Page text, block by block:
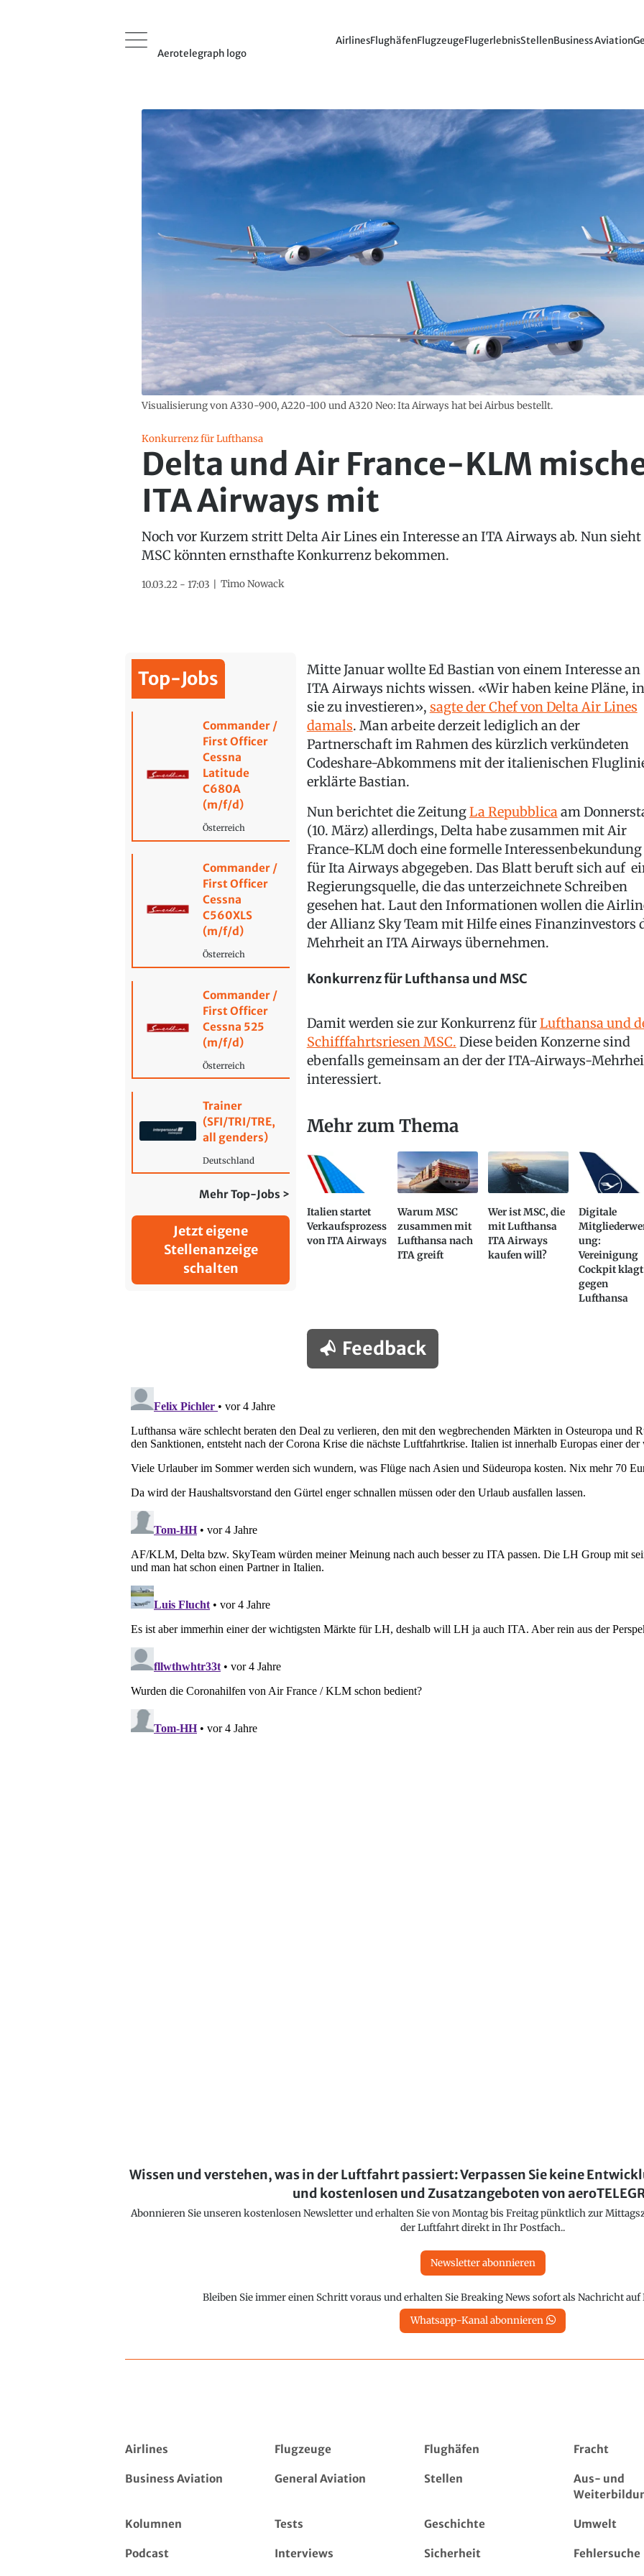
Aerotelegraph logo
AirlinesFlughäfenFlugzeugeFlugerlebnisStellenBusiness Aviation
Visualisierung von A330-900, A220-100 und A320 Neo: Ita Airways hat bei Airbus bestellt.
Konkurrenz für Lufthansa
Delta und Air France-KLM
ITA Airways mit
Noch vor Kurzem stritt Delta Air Lines ein Interesse an ITA Airways ab. Nun
MSC könnten ernsthafte Konkurrenz bekommen.
10.03.22 - 17:03 Timo Nowack
Top-Jobs
Commander /
First Officer
Cessna
Latitude
C680A
(m/f/d)
Österreich
Commander /
First Officer
Cessna
C560XLS
(m/f/d)
Österreich
Commander /
First Officer
Cessna 525
(m/f/d)
Österreich
Trainer
(SFI/TRI/TRE,
all genders)
Deutschland
Mehr Top-Jobs >
Jetzt eigene
Stellenanzeige
schalten
Mitte Januar wollte Ed Bastian von einem Interesse an
ITA Airways nichts wissen. «Wir haben keine Pläne, in
sie zu investieren», sagte der Chef von Delta Air Lines
damals. Man arbeite derzeit lediglich an der
Partnerschaft im Rahmen des kürzlich verkündeten
Codeshare-Abkommens mit der italienischen
erklärte Bastian.
Nun berichtet die ZeitungLa Repubblicaam
(10. März) allerdings, Delta habe zusammen mit Air
France-KLM doch eine formelle Interessenbekundung
für Ita Airways abgegeben. Das Blatt beruft sich auf
Regierungsquelle, die das unterzeichnete Schreiben
gesehen hat. Laut den Informationen wollen die
der Allianz Sky Team mit Hilfe eines Finanzinvestors
Mehrheit an ITA Airways übernehmen.
Konkurrenz für Lufthansa und MSC
Damit werden sie zur Konkurrenz fürLufthansa und
Schifffahrtsriesen MSC. Diese beiden Konzerne sind
ebenfalls gemeinsam an der der ITA-Airways-
interessiert.
Mehr zum Thema
Italien startet
Verkaufsprozess
von ITA Airways
Warum MSC
zusammen mit
Lufthansa nach
ITA greift
Wer ist MSC, die
mit Lufthansa
ITA Airways
kaufen will?
Digitale
ung:
Vereinigung
Cockpit klagt
gegen
Lufthansa
Feedback
Wissen und verstehen, was in der Luftfahrt passiert: Verpassen Sie keine
und kostenlosen und Zusatzangeboten von
Abonnieren Sie unseren kostenlosen Newsletter und erhalten Sie von Montag bis Freitag pünktlich zur
der Luftfahrt direkt in Ihr Postfach..
Newsletter abonnieren
Bleiben Sie immer einen Schritt voraus und erhalten Sie Breaking News sofort als Nachricht
Whatsapp-Kanal abonnieren
Airlines Flugzeuge Flughäfen Fracht
Business Aviation General Aviation Stellen
Aus- und
Kolumnen Tests Geschichte Umwelt
Podcast Interviews Sicherheit Fehlersuche